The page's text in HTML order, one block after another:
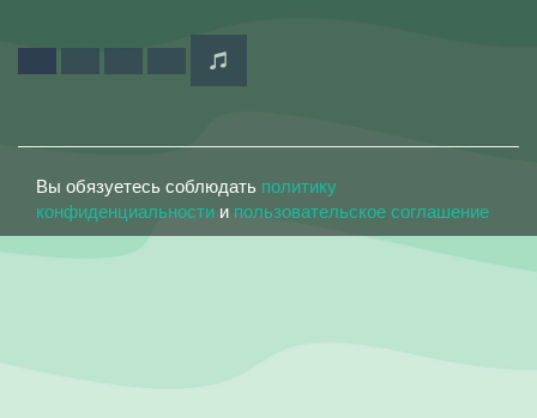
Вы обязуетесь соблюдать политику
конфиденциальности и пользовательское соглашение